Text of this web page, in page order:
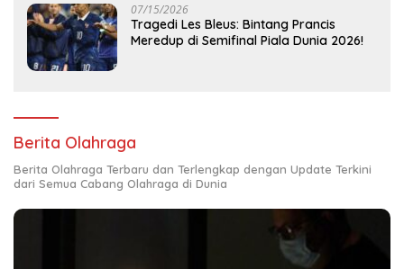
07/15/2026
Tragedi Les Bleus: Bintang Prancis
Meredup di Semifinal Piala Dunia 2026!
Berita Olahraga
Berita Olahraga Terbaru dan Terlengkap dengan Update Terkini
dari Semua Cabang Olahraga di Dunia